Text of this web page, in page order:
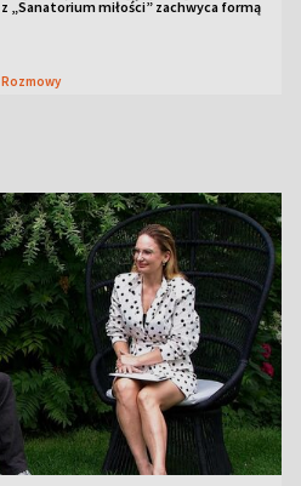
z „Sanatorium miłości” zachwyca formą
Rozmowy